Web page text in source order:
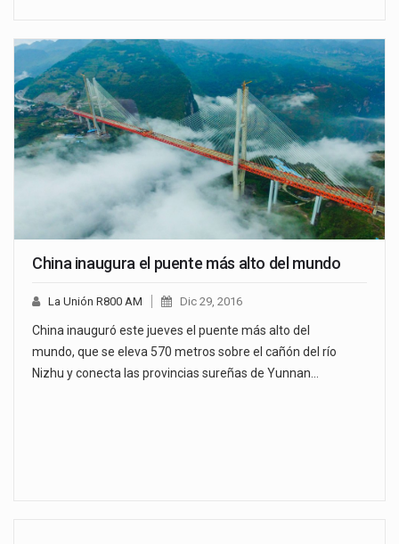
China inaugura el puente más alto del mundo
La Unión R800 AM Dic 29, 2016
China inauguró este jueves el puente más alto del
mundo, que se eleva 570 metros sobre el cañón del río
Nizhu y conecta las provincias sureñas de Yunnan…